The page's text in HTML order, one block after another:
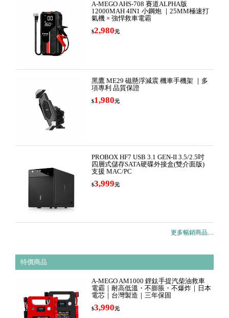
A-MEGO AHS-708 賽道ALPHA版
12000MAH 4IN1 小鋼炮 ｜25MM極速打
氣機 × 強悍救車電霸
$2,980元
黑鷹 ME29 磁懸浮減震 機車手機架 ｜多
項專利 品質保證
$1,980元
PROBOX HF7 USB 3.1 GEN-II 3.5/2.5吋
四層式儲存SATA硬碟外接盒(雙介面版)
支援 MAC/PC
$3,999元
更多暢銷商品....
特價商品
A-MEGO AM1000 鋰鈦手提汽柴油救車
電霸｜耐高低溫・不膨脹・不爆炸｜日本
電芯｜台灣製造｜三年保固
$3,990元